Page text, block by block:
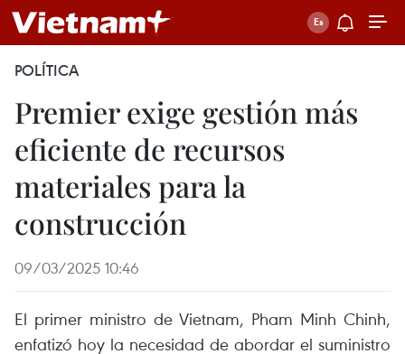
POLÍTICA
Premier exige gestión más
eficiente de recursos
materiales para la
construcción
09/03/2025 10:46
El primer ministro de Vietnam, Pham Minh Chinh,
enfatizó hoy la necesidad de abordar el suministro